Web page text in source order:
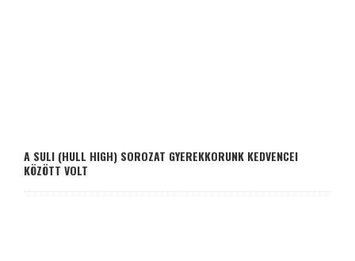
A SULI (HULL HIGH) SOROZAT GYEREKKORUNK KEDVENCEI
KÖZÖTT VOLT